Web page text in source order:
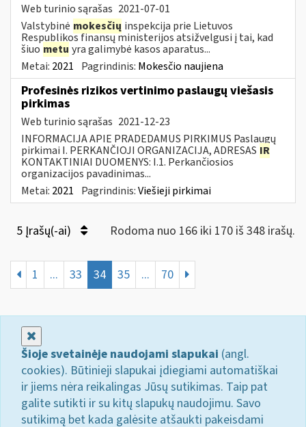
Web turinio sąrašas 2021-07-01
Valstybinė mokesčių inspekcija prie Lietuvos
Respublikos finansų ministerijos atsižvelgusi į tai, kad
šiuo metu yra galimybė kasos aparatus...
Metai: 2021 Pagrindinis: Mokesčio naujiena
Profesinės rizikos vertinimo paslaugų viešasis
pirkimas
Web turinio sąrašas 2021-12-23
INFORMACIJA APIE PRADEDAMUS PIRKIMUS Paslaugų
pirkimai I. PERKANČIOJI ORGANIZACIJA, ADRESAS IR
KONTAKTINIAI DUOMENYS: I.1. Perkančiosios
organizacijos pavadinimas...
Metai: 2021 Pagrindinis:Viešieji pirkimai
5 Įrašų(-ai) Rodoma nuo 166 iki 170 iš 348 irašų.
1 ... 33 34 35 ... 70
Šioje svetainėje naudojami slapukai (angl.
cookies). Būtinieji slapukai įdiegiami automatiškai
ir jiems nėra reikalingas Jūsų sutikimas. Taip pat
galite sutikti ir su kitų slapukų naudojimu. Savo
sutikimą bet kada galėsite atšaukti pakeisdami